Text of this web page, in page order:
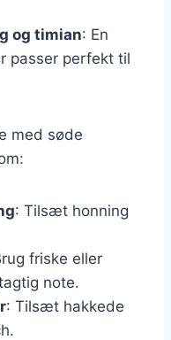
og timian: En
passer perfekt til
med søde
: Tilsæt honning
friske eller
note.
: Tilsæt hakkede